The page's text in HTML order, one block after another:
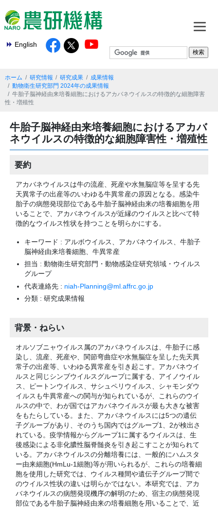
English
ホーム 研究情報 研究成果
成果情報
動物衛生研究部門 2024年の成果情報
牛胎子脳神経由来培養細胞におけるアカバネウイルスの特徴的な細胞障害
性・増殖性
牛胎子脳神経由来培養細胞におけるアカバ
ネウイルスの特徴的な細胞障害性・増殖性
要約
アカバネウイルスは牛の流産、死産や水無脳症等を呈する先
天異常子の出産等のいわゆる牛異常産の原因となる。感染牛
胎子の病態発現部位である牛胎子脳神経由来の培養細胞を用
いることで、アカバネウイルスが近縁のウイルスと比べて特
徴的なウイルス性状を持つことを明らかにする。
キーワード : アルボウイルス、アカバネウイルス、牛胎子
脳神経由来培養細胞、牛異常産
担当 : 動物衛生研究部門・動物感染症研究領域・ウイルス
グループ
代表連絡先 : niah-Planning@ml.affrc.go.jp
分類 : 研究成果情報
背景・ねらい
オルソブニャウイルス属のアカバネウイルスは、牛胎子に感
染し、流産、死産や、関節弯曲症や水無脳症を呈した先天異
常子の出産等、いわゆる異常産を引き起こす。アカバネウイ
ルスと同じシンブウイルスグループに属する、アイノウイル
ス、ピートンウイルス、サシュペリウイルス、シャモンダウ
イルスも牛異常産への関与が知られているが、これらのウイ
ルスの中で、わが国ではアカバネウイルスが最も大きな被害
をもたらしている。また、アカバネウイルスには5つの遺伝
子グループがあり、そのうち国内ではグループ1、2が検出さ
れている。疫学情報からグループ1に属するウイルスは、生
後感染による非化膿性脳脊髄炎を引き起こすことが知られて
いる。アカバネウイルスの分離培養には、一般的にハムスタ
ー由来細胞(HmLu-1細胞)等が用いられるが、これらの培養細
胞を使用した研究では、ウイルス種間や遺伝子グループ間で
のウイルス性状の違いは明らかではない。本研究では、アカ
バネウイルスの病態発現機序の解明のため、宿主の病態発現
部位である牛胎子脳神経由来の培養細胞を用いることで、近